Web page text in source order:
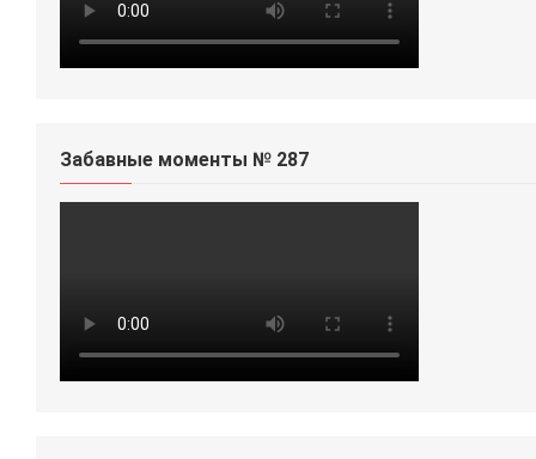
Забавные моменты № 287